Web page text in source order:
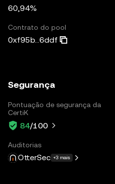
60,94%
Contrato do pool
0xf95b...6ddf
Segurança
Pontuação de segurança da
CertiK
84/100
Auditorias
OtterSec +3 mais